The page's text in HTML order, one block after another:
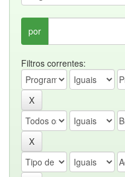
por
Filtros correntes: